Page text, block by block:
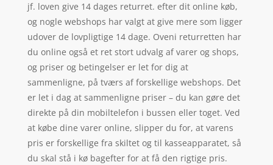
jf. loven give 14 dages returret. efter dit online køb,
og nogle webshops har valgt at give mere som ligger
udover de lovpligtige 14 dage. Oveni returretten har
du online også et ret stort udvalg af varer og shops,
og priser og betingelser er let for dig at
sammenligne, på tværs af forskellige webshops. Det
er let i dag at sammenligne priser – du kan gøre det
direkte på din mobiltelefon i bussen eller toget. Ved
at købe dine varer online, slipper du for, at varens
pris er forskellige fra skiltet og til kasseapparatet, så
du skal stå i kø bagefter for at få den rigtige pris.